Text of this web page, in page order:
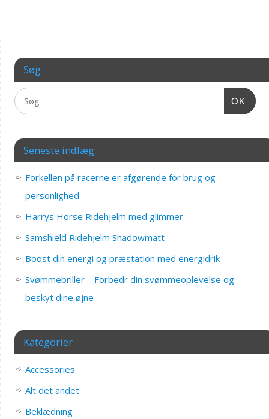
Søg
OK
Seneste indlæg
Forkellen på racerne er afgørende for brug og
personlighed
Harrys Horse Ridehjelm med glimmer
Samshield Ridehjelm Shadowmatt
Boost din energi og præstation med energidrik
Svømmebriller – Forbedr din svømmeoplevelse og
beskyt dine øjne
Kategorier
Accessories
Alt det andet
Beklædning